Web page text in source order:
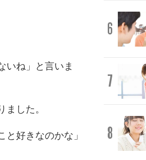
いね」と言いま
した。
好きなのかな」
6
7
8